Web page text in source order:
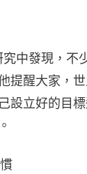
中發現，不
提醒大家，
設立好的目